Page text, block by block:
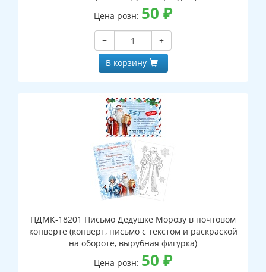
Цена розн: 50 ₽
−
+
В корзину
ПДМК-18201 Письмо Дедушке Морозу в почтовом
конверте (конверт, письмо с текстом и раскраской
на обороте, вырубная фигурка)
Цена розн: 50 ₽